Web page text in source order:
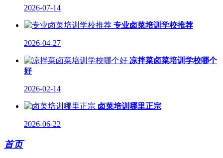
2026-07-14
专业卤菜培训学校推荐
2026-04-27
凉拌菜卤菜培训学校哪个
好
2026-02-14
卤菜培训哪里正宗
2026-06-22
首页